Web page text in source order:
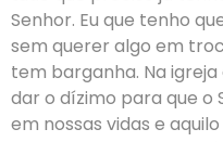
Senhor. Eu que tenho
sem querer algo em
tem barganha. Na
dar o dízimo para que o
em nossas vidas e